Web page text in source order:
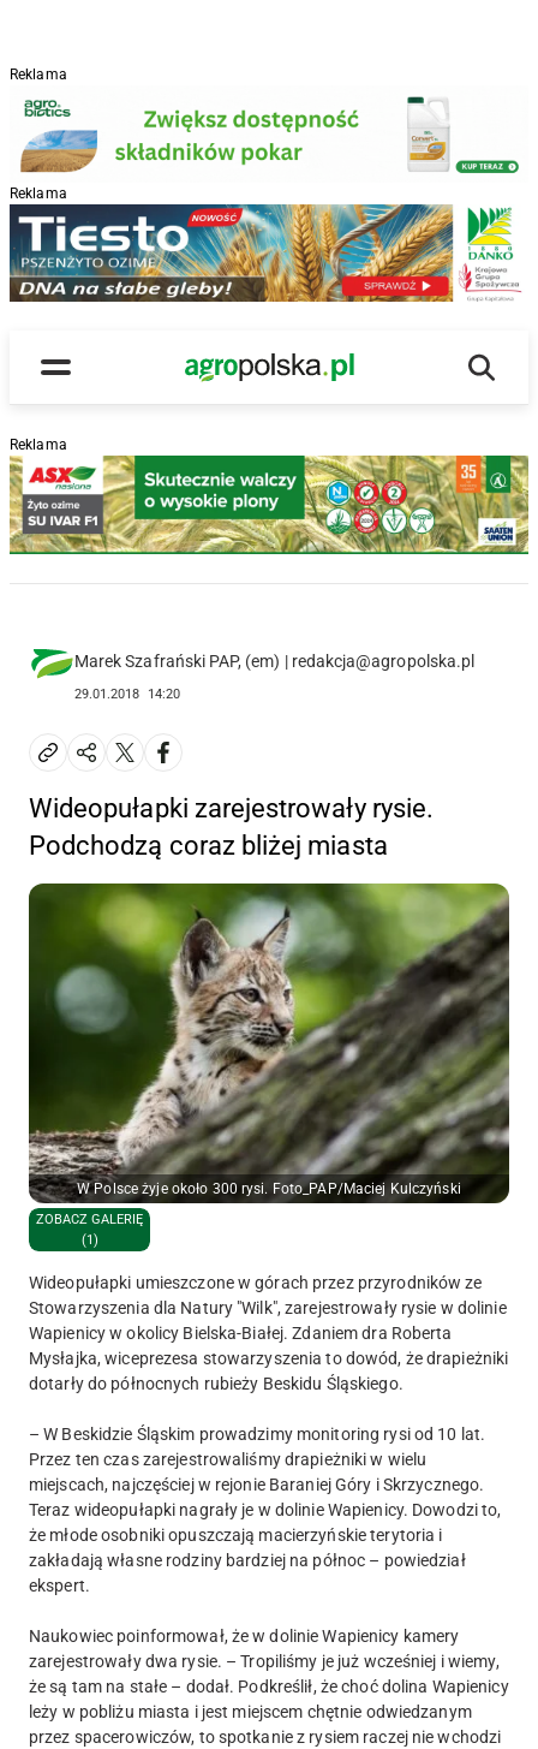
Reklama
Reklama
Menu
Main Logo
Reklama
Marek Szafrański PAP, (em) | redakcja@agropolska.pl
29.01.2018 14:20
Wideopułapki zarejestrowały rysie.
Podchodzą coraz bliżej miasta
W Polsce żyje około 300 rysi. Foto_PAP/Maciej Kulczyński
ZOBACZ GALERIĘ
(1)
Wideopułapki umieszczone w górach przez przyrodników ze
Stowarzyszenia dla Natury "Wilk", zarejestrowały rysie w dolinie
Wapienicy w okolicy Bielska-Białej. Zdaniem dra Roberta
Mysłajka, wiceprezesa stowarzyszenia to dowód, że drapieżniki
dotarły do północnych rubieży Beskidu Śląskiego.
– W Beskidzie Śląskim prowadzimy monitoring rysi od 10 lat.
Przez ten czas zarejestrowaliśmy drapieżniki w wielu
miejscach, najczęściej w rejonie Baraniej Góry i Skrzycznego.
Teraz wideopułapki nagrały je w dolinie Wapienicy. Dowodzi to,
że młode osobniki opuszczają macierzyńskie terytoria i
zakładają własne rodziny bardziej na północ – powiedział
ekspert.
Naukowiec poinformował, że w dolinie Wapienicy kamery
zarejestrowały dwa rysie. – Tropiliśmy je już wcześniej i wiemy,
że są tam na stałe – dodał. Podkreślił, że choć dolina Wapienicy
leży w pobliżu miasta i jest miejscem chętnie odwiedzanym
przez spacerowiczów, to spotkanie z rysiem raczej nie wchodzi